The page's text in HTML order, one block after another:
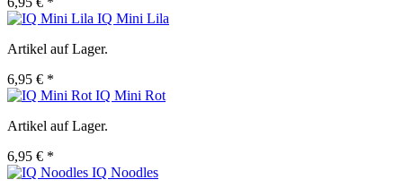
IQ Mini Lila
Artikel auf Lager.
6,95 € *
IQ Mini Rot
Artikel auf Lager.
6,95 € *
IQ Noodles